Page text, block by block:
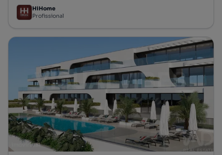
HiHome
Profissional